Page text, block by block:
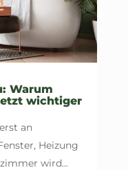
Warum
wichtiger
an
Heizung
wird...